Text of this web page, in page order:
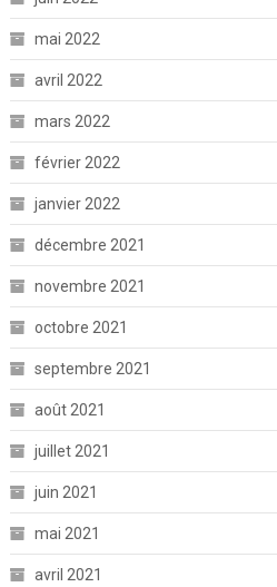
mai 2022
avril 2022
mars 2022
février 2022
janvier 2022
décembre 2021
novembre 2021
octobre 2021
septembre 2021
août 2021
juillet 2021
juin 2021
mai 2021
avril 2021